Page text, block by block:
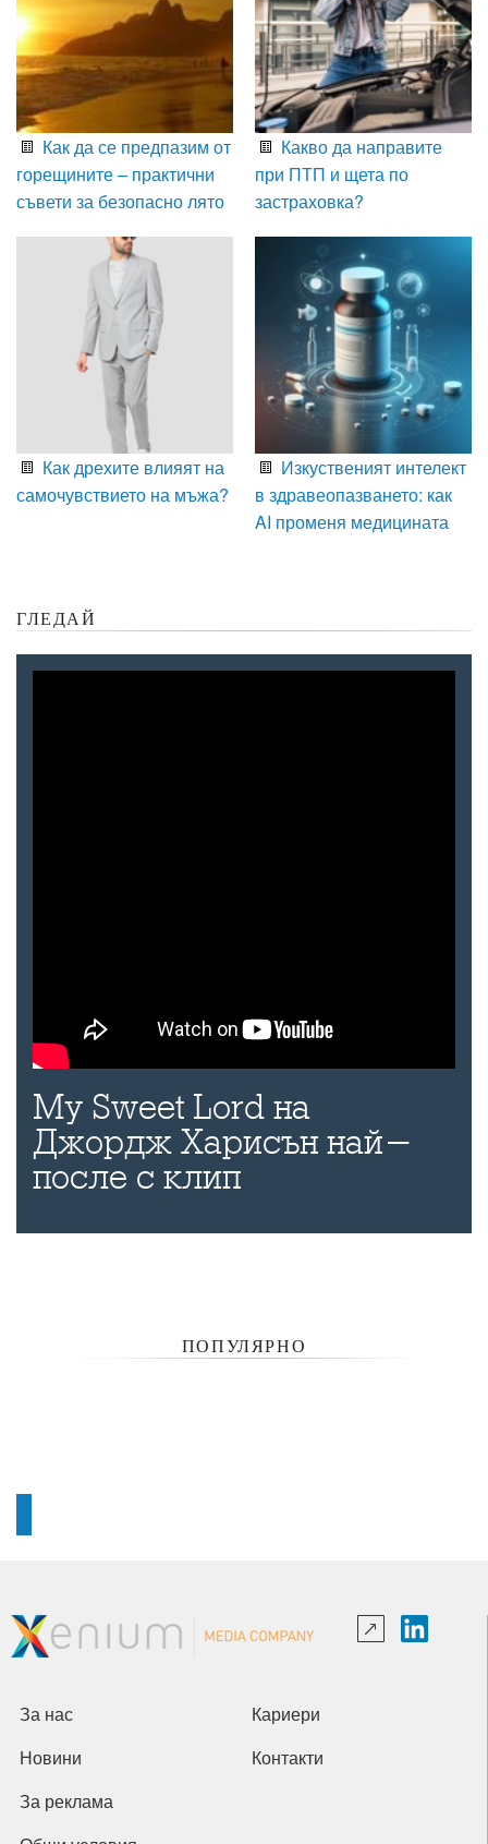
Как да се предпазим от
горещините – практични
съвети за безопасно лято
Какво да направите
при ПТП и щета по
застраховка?
Как дрехите влияят на
самочувствието на мъжа?
Изкуственият интелект
в здравеопазването: как
AI променя медицината
ГЛЕДАЙ
My Sweet Lord на
Джордж Харисън най-
после с клип
ПОПУЛЯРНО
За нас Кариери
Новини Контакти
За реклама